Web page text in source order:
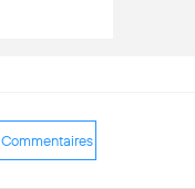
Commentaires